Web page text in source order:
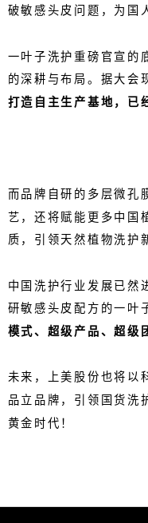
破敏感头皮问题，为国
一叶子洗护重磅官宣的
的深耕与布局。据大会
打造自主生产基地，已
而品牌自研的多层微孔
艺，还将赋能更多中国
质，引领天然植物洗护
中国洗护行业发展已然
研敏感头皮配方的一叶
模式、超级产品、超级
未来，上美股份也将以
品立品牌，引领国货洗
黄金时代！